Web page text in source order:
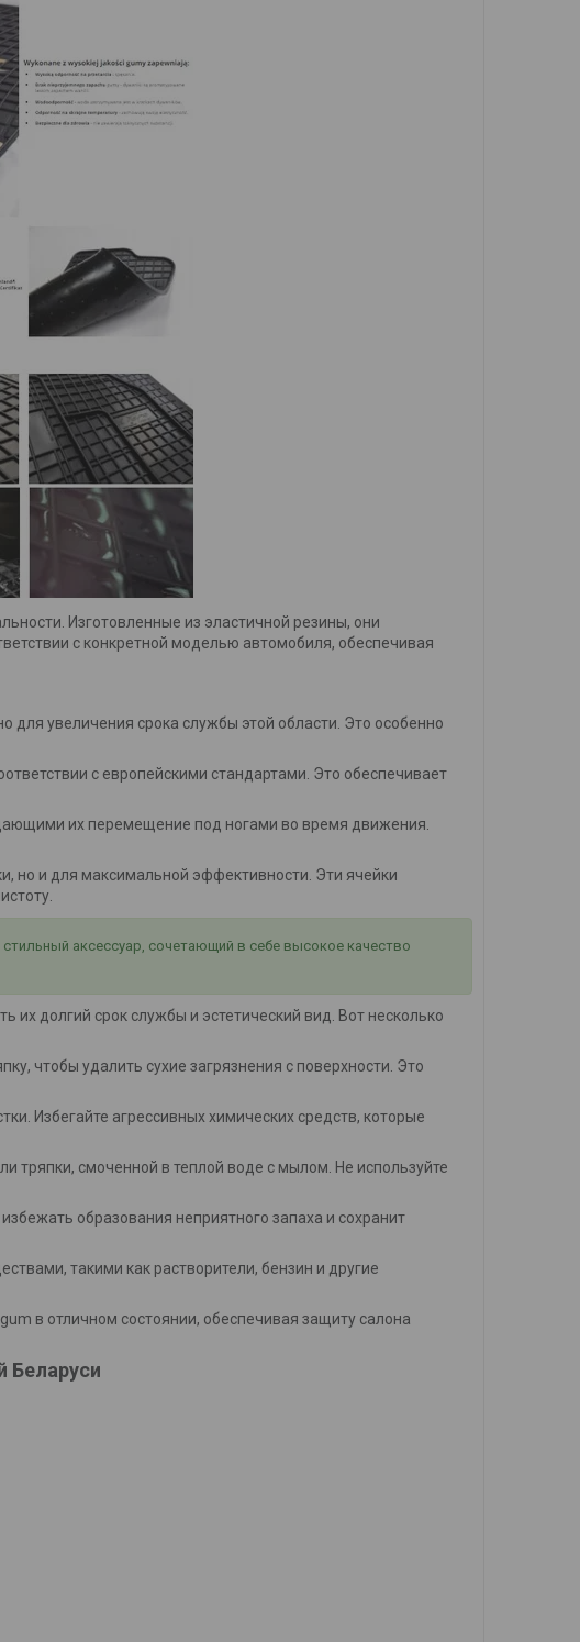
Изготовленные из эластичной резины, они
с конкретной моделью автомобиля, обеспечивая
для увеличения срока службы этой области. Это особенно
с европейскими стандартами. Это обеспечивает
их перемещение под ногами во время движения.
но и для максимальной эффективности. Эти ячейки
аксессуар, сочетающий в себе высокое качество
долгий срок службы и эстетический вид. Вот несколько
чтобы удалить сухие загрязнения с поверхности. Это
Избегайте агрессивных химических средств, которые
тряпки, смоченной в теплой воде с мылом. Не используйте
образования неприятного запаха и сохранит
такими как растворители, бензин и другие
в отличном состоянии, обеспечивая защиту салона
Беларуси